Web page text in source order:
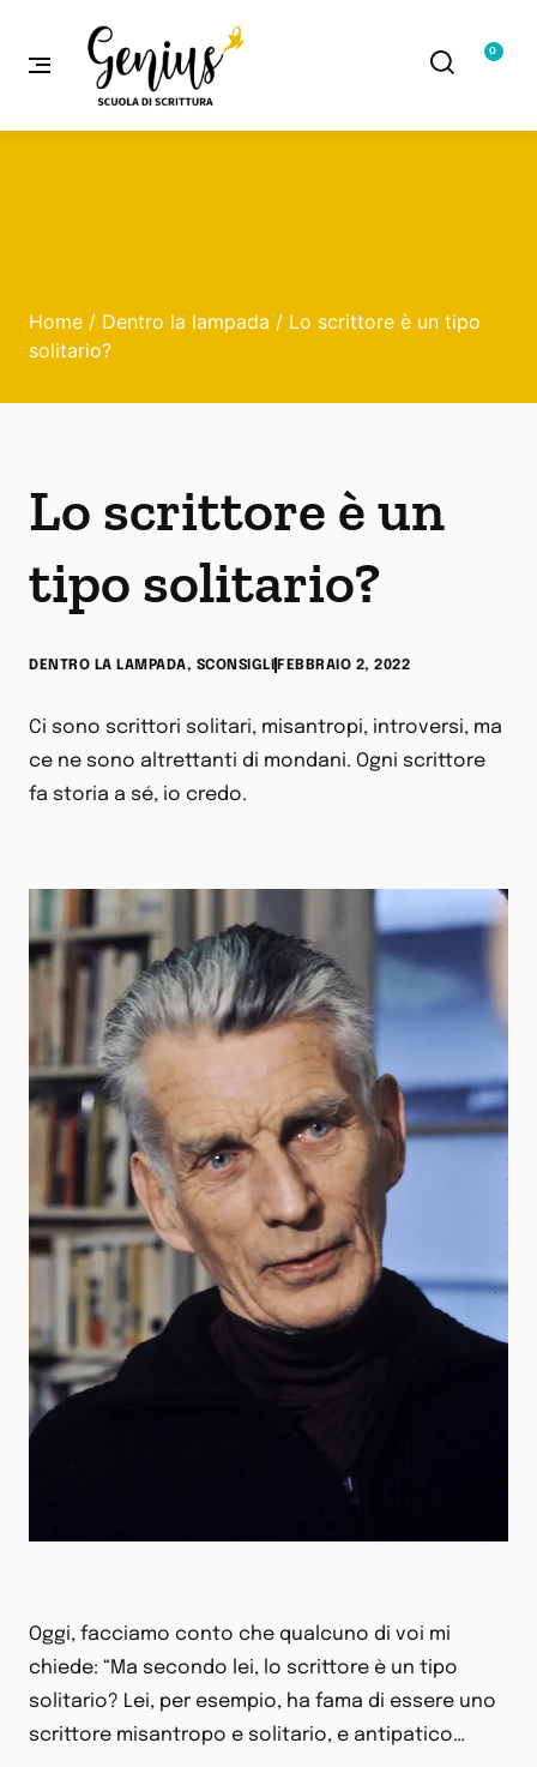
0
Home / Dentro la lampada / Lo scrittore è un tipo
solitario?
Lo scrittore è un
tipo solitario?
DENTRO LA LAMPADA, SCONSIGLI FEBBRAIO 2, 2022
Ci sono scrittori solitari, misantropi, introversi, ma
ce ne sono altrettanti di mondani. Ogni scrittore
fa storia a sé, io credo.
Oggi, facciamo conto che qualcuno di voi mi
chiede: “Ma secondo lei, lo scrittore è un tipo
solitario? Lei, per esempio, ha fama di essere uno
scrittore misantropo e solitario, e antipatico…